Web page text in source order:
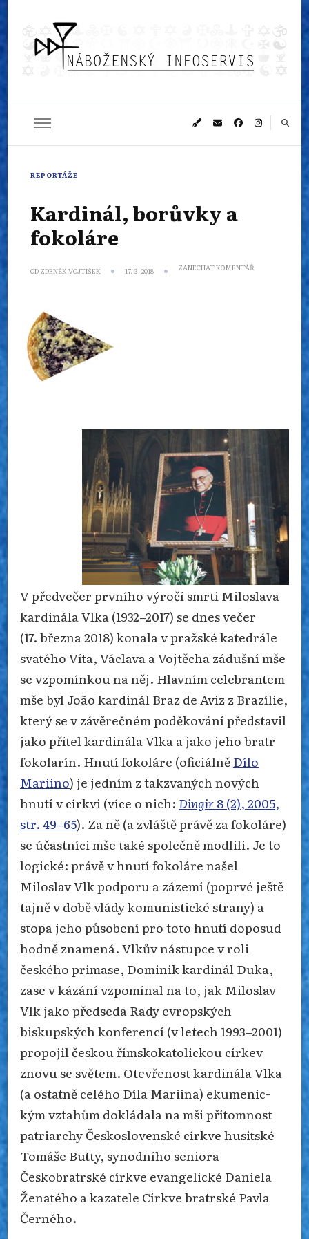
Náboženský
infoservis
REPORTÁŽE
Kardinál, borůvky a
fokoláre
OD ZDENĚK VOJTÍŠEK 17. 3. 2018 ZANECHAT KOMENTÁŘ
V předvečer prvního výročí smrti Miloslava
kardinála Vlka (1932–2017) se dnes večer
(17. března 2018) konala v pražské katedrále
svatého Víta, Václava a Vojtěcha zádušní mše
se vzpomínkou na něj. Hlavním celebrantem
mše byl João kardinál Braz de Aviz z Brazílie,
který se v závěrečném poděkování představil
jako přítel kardinála Vlka a jako jeho bratr
fokolarín. Hnutí fokoláre (oficiálněDílo
Mariino) je jedním z takzvaných nových
hnutí v církvi (více o nich: Dingir8 (2), 2005,
str. 49–65). Za ně (a zvláště právě za fokoláre)
se účastníci mše také společně modlili. Je to
logické: právě v hnutí fokoláre našel
Miloslav Vlk podporu a zázemí (poprvé ještě
tajně v době vlády komunistické strany) a
stopa jeho působení pro toto hnutí doposud
hodně znamená. Vlkův nástupce v roli
českého primase, Dominik kardinál Duka,
zase v kázání vzpomínal na to, jak Miloslav
Vlk jako předseda Rady evropských
biskupských konferencí (v letech 1993–2001)
propojil českou římskokatolickou církev
znovu se světem. Otevřenost kardinála Vlka
(a ostatně celého Díla Mariina) ekumenic­
kým vztahům dokládala na mši přítomnost
patriarchy Československé církve husitské
Tomáše Butty, synodního seniora
Českobratrské církve evangelické Daniela
Ženatého a kazatele Církve bratrské Pavla
Černého.